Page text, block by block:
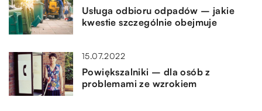
Usługa odbioru odpadów – jakie
kwestie szczególnie obejmuje
15.07.2022
Powiększalniki – dla osób z
problemami ze wzrokiem